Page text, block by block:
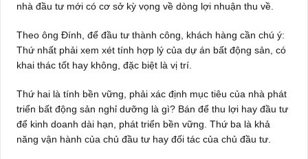
nhà đầu tư mới có cơ sở kỳ vọng về dòng lợi nhuận thu về.
Theo ông Đính, để đầu tư thành công, khách hàng cần chú ý:
Thứ nhất phải xem xét tính hợp lý của dự án bất động sản, có
khai thác tốt hay không, đặc biệt là vị trí.
Thứ hai là tính bền vững, phải xác định mục tiêu của nhà phát
triển bất động sản nghỉ dưỡng là gì? Bán để thu lợi hay đầu tư
để kinh doanh dài hạn, phát triển bền vững. Thứ ba là khả
năng vận hành của chủ đầu tư hay đối tác của chủ đầu tư.